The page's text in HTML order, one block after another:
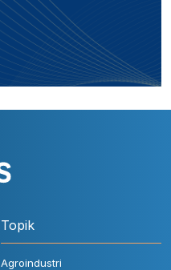
Topik
Agroindustri